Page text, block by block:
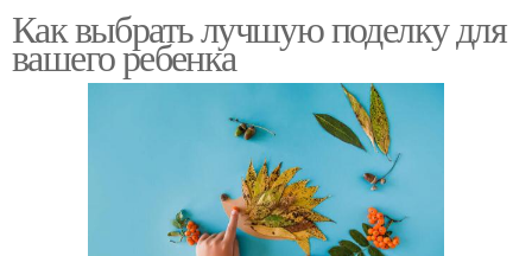
Как выбрать лучшую поделку для
вашего ребенка